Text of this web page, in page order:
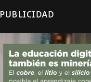
PUBLICIDAD